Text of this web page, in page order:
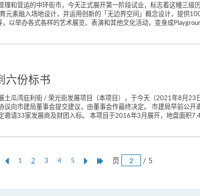
和营运的中环街市，今天正式展开第一阶段试业，标志着这幢三级
元素融入场地设计，并运用创新的「无边界空间」概念设计，提供
以举办各式各样的艺术展览、表演和其他文化活动，变身成
六份标书
瓜湾庇利街 / 荣光街发展项目（本项目），于今天（2021年8月23
向市建局董事会提交建议，由董事会作最终决定。 市建局早前公
请33家发展商及财团入标。 本项目于2016年3月展开，地盘面积
上
1 2本
3 4 5
NextLast页 / 5跳